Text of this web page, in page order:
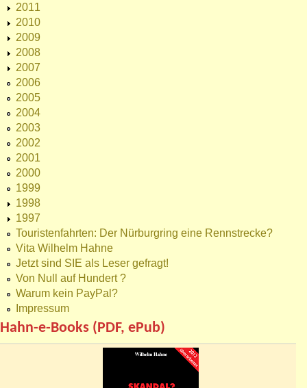
2011
2010
2009
2008
2007
2006
2005
2004
2003
2002
2001
2000
1999
1998
1997
Touristenfahrten: Der Nürburgring eine Rennstrecke?
Vita Wilhelm Hahne
Jetzt sind SIE als Leser gefragt!
Von Null auf Hundert ?
Warum kein PayPal?
Impressum
Hahn-e-Books (PDF, ePub)